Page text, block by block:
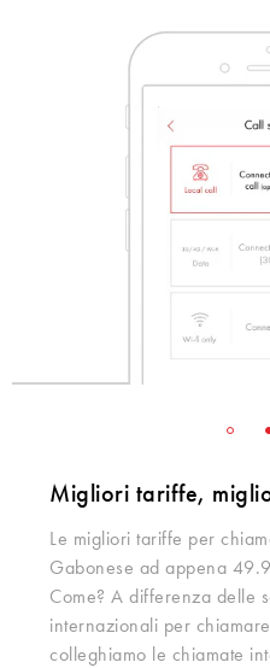
Migliori tariffe,
Le migliori tariffe per
Gabonese ad appena
Come? A differenza delle
internazionali per
colleghiamo le chiamate